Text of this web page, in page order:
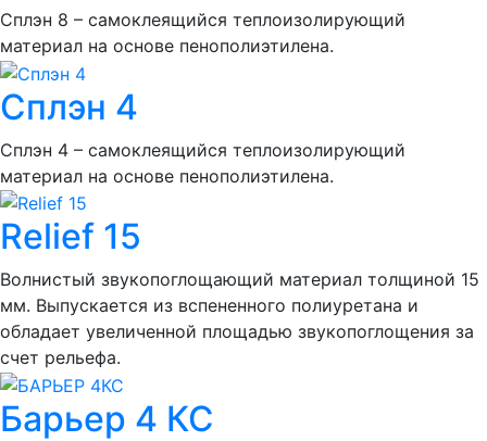
Сплэн 8 – самоклеящийся теплоизолирующий
материал на основе пенополиэтилена.
Сплэн 4
Сплэн 4 – самоклеящийся теплоизолирующий
материал на основе пенополиэтилена.
Relief 15
Волнистый звукопоглощающий материал толщиной 15
мм. Выпускается из вспененного полиуретана и
обладает увеличенной площадью звукопоглощения за
счет рельефа.
Барьер 4 КС